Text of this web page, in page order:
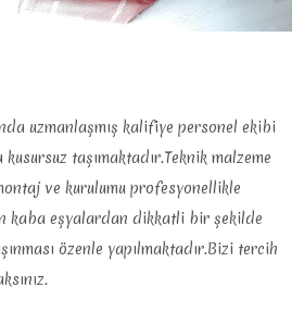
uzmanlaşmış kalifiye personel ekibi
taşımaktadır.Teknik malzeme
ve kurulumu profesyonellikle
kaba eşyalardan dikkatli bir şekilde
özenle yapılmaktadır.Bizi tercih